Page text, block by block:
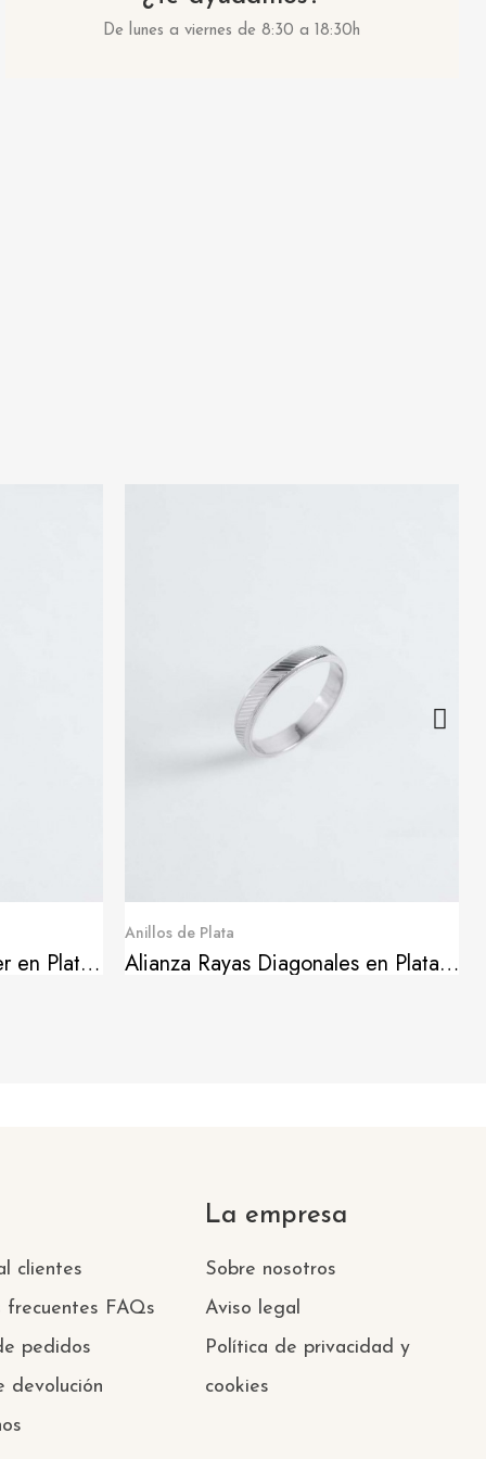
De lunes a viernes de 8:30 a 18:30h
Alianza Combinada Glitter en Plata de Ley
Anillos de Plata
Alianza Rayas Diagonales en Plata de Ley
clientes
frecuentes FAQs
pedidos
devolución
La empresa
Sobre nosotros
Aviso legal
Política de privacidad y
cookies